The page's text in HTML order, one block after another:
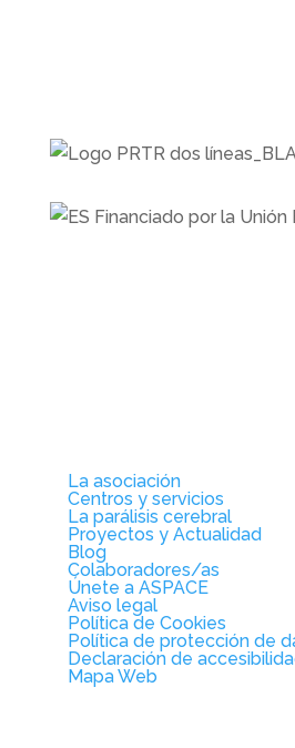
La asociación
Centros y servicios
La parálisis cerebral
Proyectos y Actualidad
Blog
Colaboradores/as
Únete a ASPACE
Aviso legal
Política de Cookies
Política de protección de
Declaración de
Mapa Web